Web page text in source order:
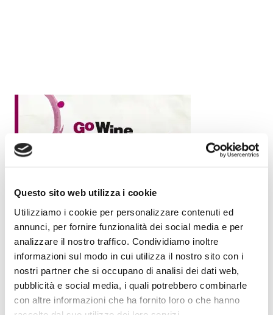
Questo sito web utilizza i cookie
Utilizziamo i cookie per personalizzare contenuti ed
annunci, per fornire funzionalità dei social media e per
analizzare il nostro traffico. Condividiamo inoltre
informazioni sul modo in cui utilizza il nostro sito con i
nostri partner che si occupano di analisi dei dati web,
pubblicità e social media, i quali potrebbero combinarle
con altre informazioni che ha fornito loro o che hanno